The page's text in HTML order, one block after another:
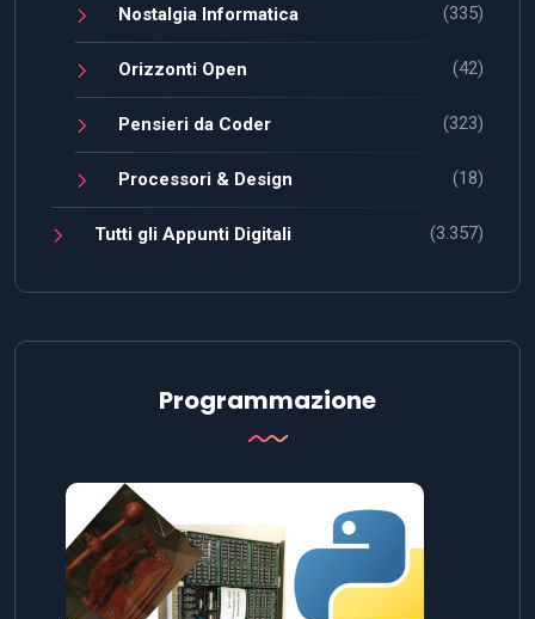
Nostalgia Informatica (335)
Orizzonti Open (42)
Pensieri da Coder (323)
Processori & Design (18)
Tutti gli Appunti Digitali (3.357)
Programmazione